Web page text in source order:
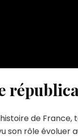
de France,
son rôle évoluer